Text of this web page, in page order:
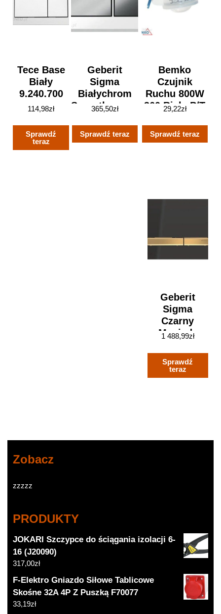
Tece Base
Biały
9.240.700
114,98zł
Sprawdź
teraz
Bemko
Czujnik
Ruchu 800W
360 Biały P/T
29,22zł
Sprawdź teraz
Geberit
Sigma
Białychrom
Szczotkowany
365,50zł
Sprawdź teraz
Geberit
Sigma
Czarny
Mosiądz
1 488,99zł
Sprawdź
teraz
Zobacz
zzzzz
PRODUKTY
JOKARI Szczypce do ściągania izolacji 6-
16 (J20090)
317,00zł
F-Elektro Gniazdo Siłowe Tablicowe
Skośne 32A 4P Z Puszką F70077
33,19zł